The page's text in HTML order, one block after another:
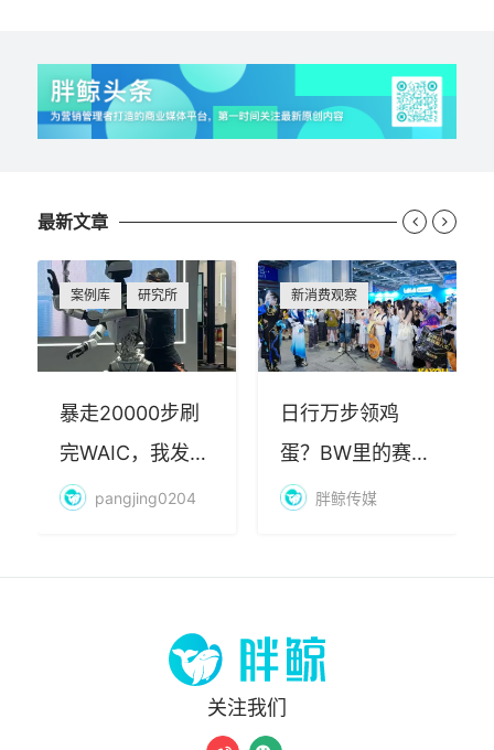
最新文章
案例库 研究所
暴走20000步刷
完WAIC，我发现
AI最赚钱的不是
pangjing0204
新消费观察
日行万步领鸡
蛋？BW里的赛博
朝圣，藏着品牌
胖鲸传媒
 
关注我们